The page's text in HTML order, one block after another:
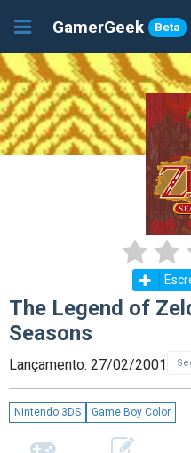
GamerGeek Beta
The Legend of
Seasons
Lançamento: 27/02/2001
Nintendo 3DS Game Boy Color